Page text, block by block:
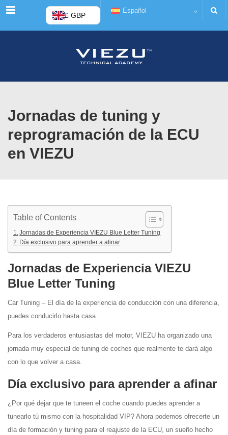
Menú £ GBP
Español
Jornadas de tuning y
reprogramación de la ECU
en VIEZU
Table of Contents
Jornadas de Experiencia VIEZU Blue Letter Tuning
Día exclusivo para aprender a afinar
Jornadas de Experiencia VIEZU
Blue Letter Tuning
Car Tuning – El día de la experiencia de conducción con una diferencia,
puedes conducirlo hasta casa.
Para los verdaderos entusiastas del motor, VIEZU ha organizado una
jornada muy especial de tuning de coches que realmente te dará algo
con lo que volver a casa.
Día exclusivo para aprender a afinar
¿Por qué dejar que te tuneen el coche cuando puedes aprender a
tunearlo tú mismo con la hospitalidad VIP? Ahora podemos ofrecerte un
día de formación y tuning para el reajuste de la ECU, un sueño hecho